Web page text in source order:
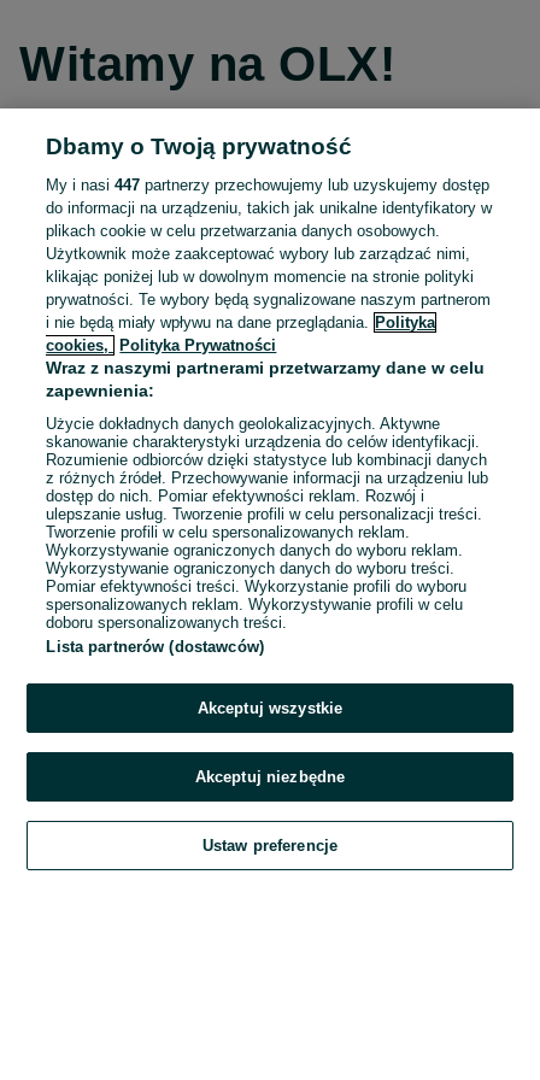
Witamy na OLX!
Kontynuuj przez Facebooka
Kontynuuj przez konto Apple
Kontynuuj przez konto Google
LUB
E-mail
Hasło
Zaloguj się
Kontynuując za pośrednictwem jednego z dostawców wskazanych powyżej,
OLX.pl w jego aktualnym brzmieniu.
Dbamy o Twoją prywatność
My i nasi447 partnerzy przechowujemy lub uzyskujemy dostęp
do informacji na urządzeniu, takich jak unikalne identyfikatory w
plikach cookie w celu przetwarzania danych osobowych.
Użytkownik może zaakceptować wybory lub zarządzać nimi,
klikając poniżej lub w dowolnym momencie na stronie polityki
prywatności. Te wybory będą sygnalizowane naszym partnerom
i nie będą miały wpływu na dane przeglądania.
Polityka
cookies,
Polityka Prywatności
Wraz z naszymi partnerami przetwarzamy dane w celu
zapewnienia:
Użycie dokładnych danych geolokalizacyjnych. Aktywne
skanowanie charakterystyki urządzenia do celów identyfikacji.
Rozumienie odbiorców dzięki statystyce lub kombinacji danych
z różnych źródeł. Przechowywanie informacji na urządzeniu lub
dostęp do nich. Pomiar efektywności reklam. Rozwój i
ulepszanie usług. Tworzenie profili w celu personalizacji treści.
Tworzenie profili w celu spersonalizowanych reklam.
Wykorzystywanie ograniczonych danych do wyboru reklam.
Wykorzystywanie ograniczonych danych do wyboru treści.
Pomiar efektywności treści. Wykorzystanie profili do wyboru
spersonalizowanych reklam. Wykorzystywanie profili w celu
doboru spersonalizowanych treści.
Lista partnerów (dostawców)
Akceptuj wszystkie
Akceptuj niezbędne
Ustaw preferencje